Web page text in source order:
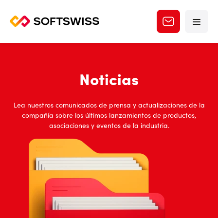
Noticias
Lea nuestros comunicados de prensa y actualizaciones de la
compañía sobre los últimos lanzamientos de productos,
asociaciones y eventos de la industria.